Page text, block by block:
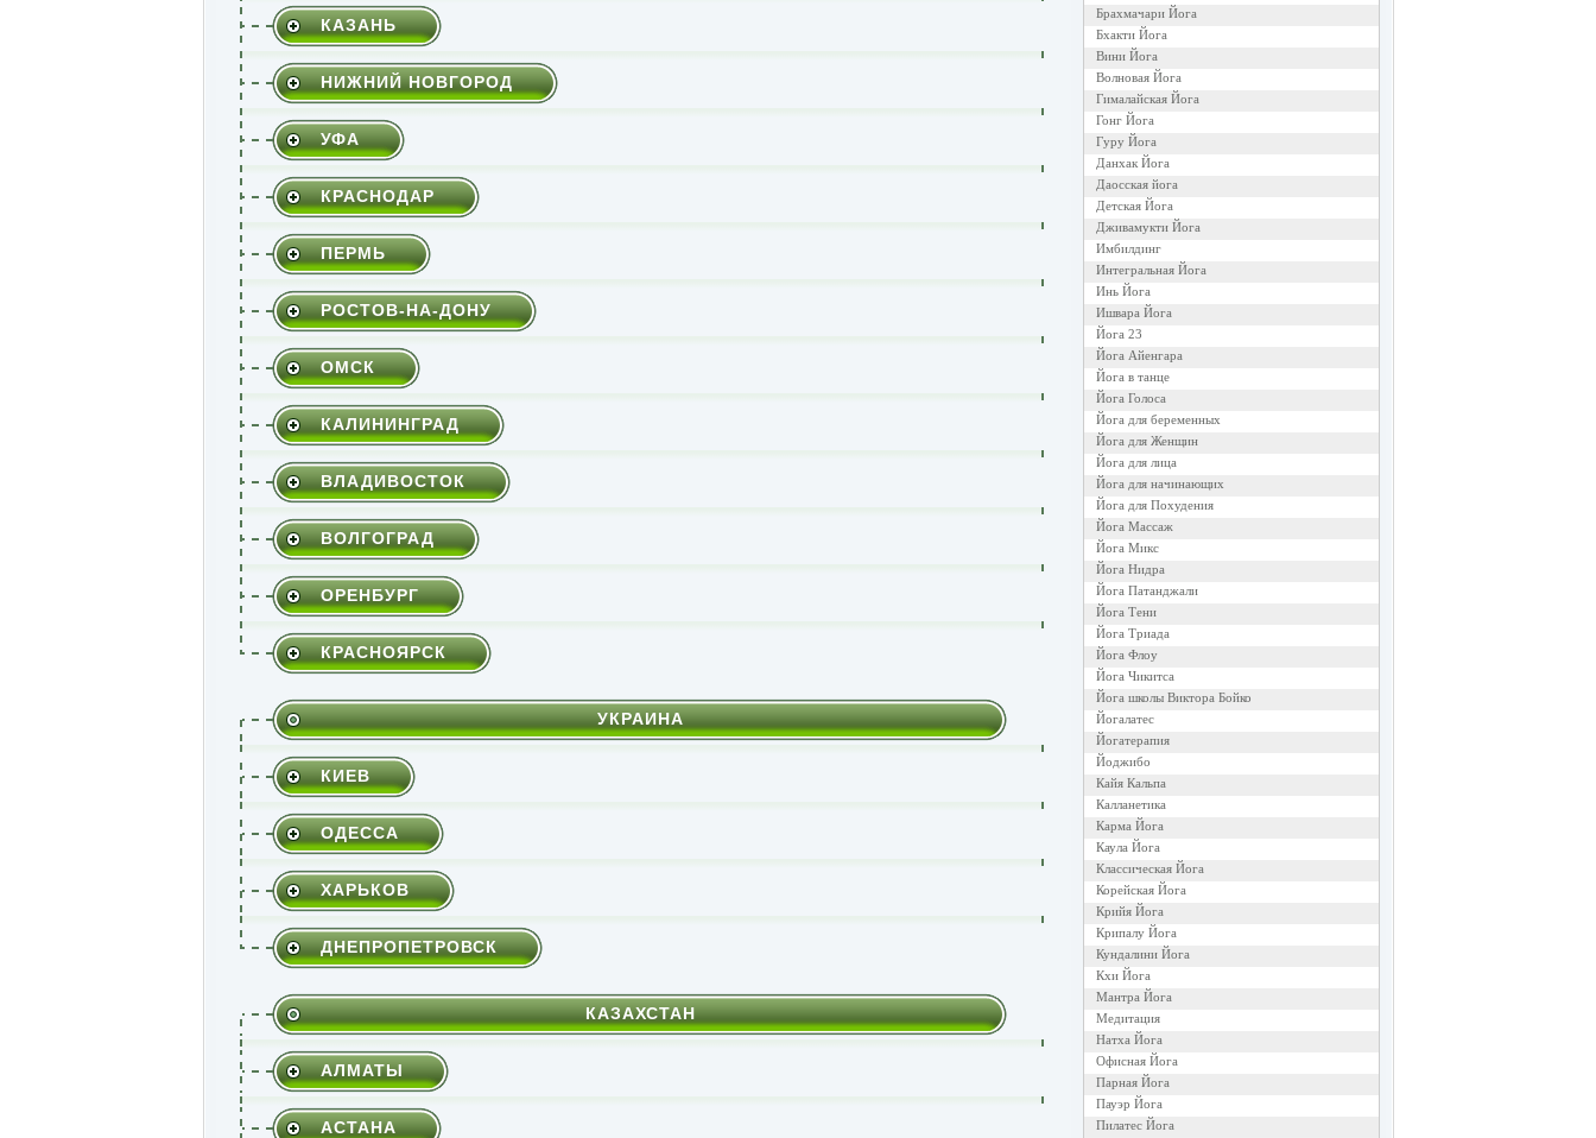
КАЗАНЬ
НИЖНИЙ НОВГОРОД
УФА
КРАСНОДАР
ПЕРМЬ
РОСТОВ-НА-ДОНУ
ОМСК
КАЛИНИНГРАД
ВЛАДИВОСТОК
ВОЛГОГРАД
ОРЕНБУРГ
КРАСНОЯРСК
УКРАИНА
КИЕВ
ОДЕССА
ХАРЬКОВ
ДНЕПРОПЕТРОВСК
КАЗАХСТАН
АЛМАТЫ
АСТАНА
Брахмачари Йога
Бхакти Йога
Вини Йога
Волновая Йога
Гималайская Йога
Гонг Йога
Гуру Йога
Данхак Йога
Даосская йога
Детская Йога
Дживамукти Йога
Имбилдинг
Интегральная Йога
Инь Йога
Ишвара Йога
Йога 23
Йога Айенгара
Йога в танце
Йога Голоса
Йога для беременных
Йога для Женщин
Йога для лица
Йога для начинающих
Йога для Похудения
Йога Массаж
Йога Микс
Йога Нидра
Йога Патанджали
Йога Тени
Йога Триада
Йога Флоу
Йога Чикитса
Йога школы Виктора Бойко
Йогалатес
Йогатерапия
Йоджибо
Кайя Кальпа
Калланетика
Карма Йога
Каула Йога
Классическая Йога
Корейская Йога
Крийя Йога
Крипалу Йога
Кундалини Йога
Кхи Йога
Мантра Йога
Медитация
Натха Йога
Офисная Йога
Парная Йога
Пауэр Йога
Пилатес Йога